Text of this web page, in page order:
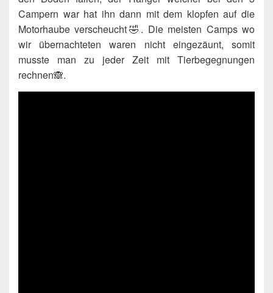
Campern war hat ihn dann mit dem klopfen auf die
Motorhaube verscheucht🤣. Die meisten Camps wo
wir übernachteten waren nicht eingezäunt, somit
musste man zu jeder Zeit mit Tierbegegnungen
rechnen🙈.